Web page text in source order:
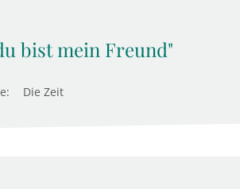
bist mein Freund"
Die Zeit